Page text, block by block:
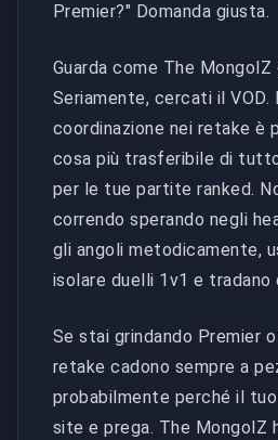
Premier?" Domanda giusta.
Guarda come The
Seriamente, cercati il VOD.
coordinazione nei retake è
cosa più trasferibile di
per le tue partite ranked.
correndo sperando negli
gli angoli metodicamente,
isolare duelli 1v1 e tradano
Se stai grindando Premier
retake cadono sempre a
probabilmente perché il
site e prega. The MongolZ